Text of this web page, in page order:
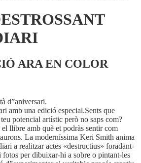
ARA EN COLOR
d”aniversari.
amb una edició especial.Sents que
potencial artístic però no saps com?
el llibre amb què et podràs sentir com
La moderníssima Keri Smith anima
a realitzar actes «destructius» foradant-
fotos per dibuixar-hi a sobre o pintant-les